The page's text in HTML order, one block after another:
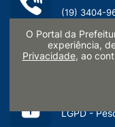
(19) 3404-
CNPJ:
45.132.495/
LGPD -
O Portal da
experiência,
Privacidade, ao